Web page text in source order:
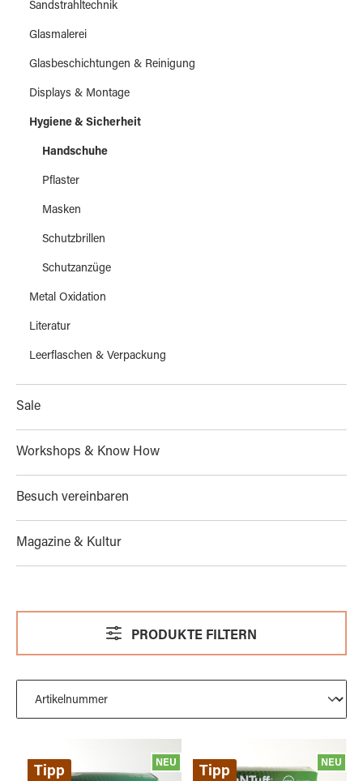
Sandstrahltechnik
Glasmalerei
Glasbeschichtungen & Reinigung
Displays & Montage
Hygiene & Sicherheit
Handschuhe
Pflaster
Masken
Schutzbrillen
Schutzanzüge
Metal Oxidation
Literatur
Leerflaschen & Verpackung
Sale
Workshops & Know How
Besuch vereinbaren
Magazine & Kultur
PRODUKTE FILTERN
NEU
Tipp
NEU
Tipp